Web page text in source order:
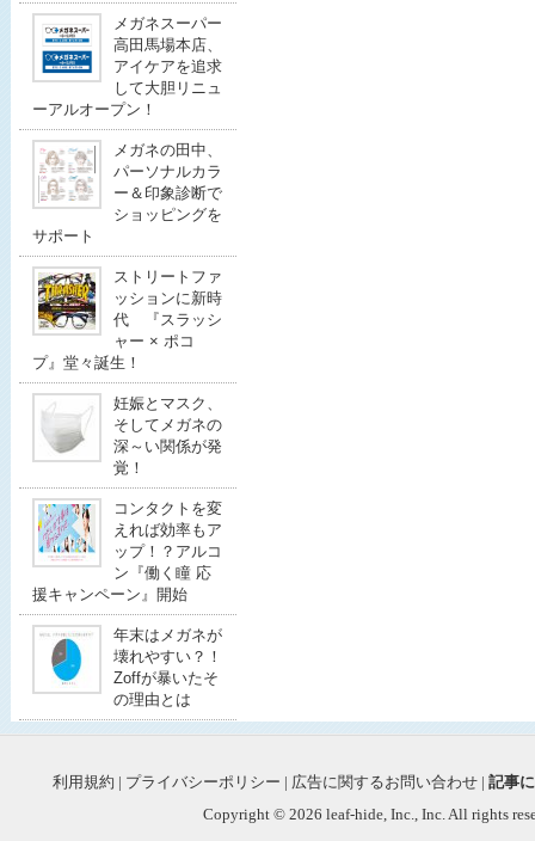
メガネスーパー
高田馬場本店、
アイケアを追求
して大胆リニュ
ーアルオープン！
メガネの田中、
パーソナルカラ
ー＆印象診断で
ショッピングを
サポート
ストリートファ
ッションに新時
代 『スラッシ
ャー × ポコ
プ』堂々誕生！
妊娠とマスク、
そしてメガネの
深～い関係が発
覚！
コンタクトを変
えれば効率もア
ップ！？アルコ
ン『働く瞳 応
援キャンペーン』開始
年末はメガネが
壊れやすい？！
Zoffが暴いたそ
の理由とは
利用規約 | プライバシーポリシー | 広告に関するお問い合わせ | 記事
Copyright © 2026 leaf-hide, Inc., Inc. All rights